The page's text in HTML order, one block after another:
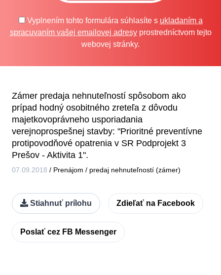
Vyplnením tohto formulára súhlasíte s ukladaním a
spracuvaním vašej emailovej adresyprostredníctvom tejto
webovej stránky.
Zámer predaja nehnuteľností spôsobom ako
prípad hodný osobitného zreteľa z dôvodu
majetkovoprávneho usporiadania
verejnoprospešnej stavby: "Prioritné preventívne
protipovodňové opatrenia v SR Podprojekt 3
Prešov - Aktivita 1".
07.09.2018 / Prenájom / predaj nehnuteľností (zámer)
Stiahnuť prílohu Zdieľať na Facebook
Poslať cez FB Messenger